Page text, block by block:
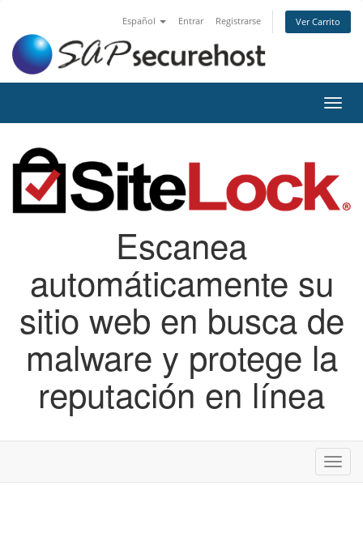
Español Entrar Registrarse Ver Carrito
Escanea
automáticamente su
sitio web en busca de
malware y protege la
reputación en línea